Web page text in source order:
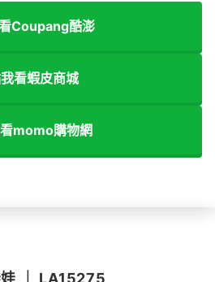
Coupang酷澎
看蝦皮商城
momo購物網
LA15275